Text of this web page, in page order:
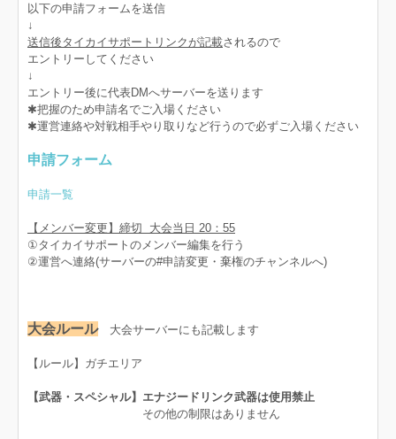
以下の申請フォームを送信
↓
送信後タイカイサポートリンクが記載されるので
エントリーしてください
↓
エントリー後に代表DMへサーバーを送ります
✱把握のため申請名でご入場ください
✱運営連絡や対戦相手やり取りなど行うので必ずご入場ください
申請フォーム
申請一覧
【メンバー変更】締切 大会当日 20：55
①タイカイサポートのメンバー編集を行う
②運営へ連絡(サーバーの#申請変更・棄権のチャンネルへ)
大会ルール大会サーバーにも記載します
【ルール】ガチエリア
【武器・スペシャル】エナジードリンク武器は使用禁止
その他の制限はありません